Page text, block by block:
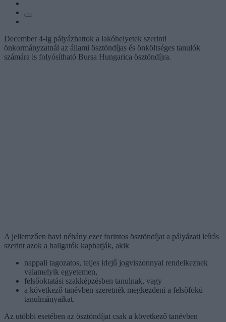
December 4-ig pályázhattok a lakóhelyetek szerinti
önkormányzatnál az állami ösztöndíjas és önköltséges tanulók
számára is folyósítható Bursa Hungarica ösztöndíjra.
A jellemzően havi néhány ezer forintos ösztöndíjat a pályázati leírás
szerint azok a hallgatók kaphatják, akik
nappali tagozatos, teljes idejű jogviszonnyal rendelkeznek
valamelyik egyetemen,
felsőoktatási szakképzésben tanulnak, vagy
a következő tanévben szeretnék megkezdeni a felsőfokú
tanulmányaikat.
Az utóbbi esetében az ösztöndíjat csak a következő tanévben